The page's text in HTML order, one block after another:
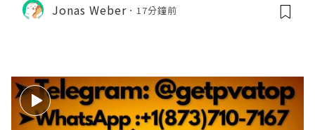
Jonas Weber 17分鐘前